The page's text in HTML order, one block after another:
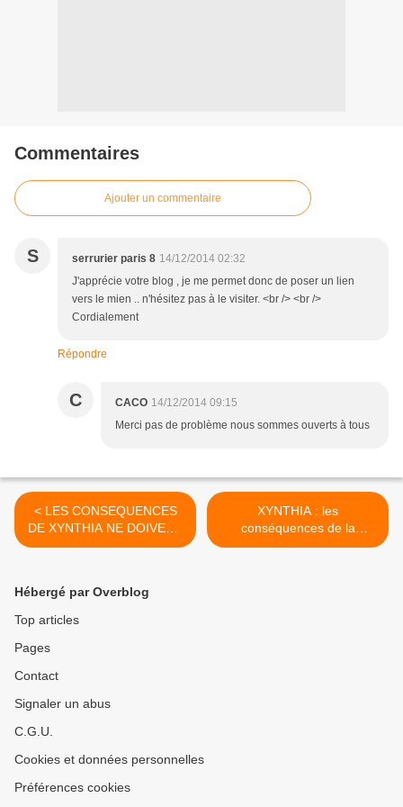
Commentaires
Ajouter un commentaire
S serrurier paris 8 14/12/2014 02:32
J'apprécie votre blog , je me permet donc de poser un lien
vers le mien .. n'hésitez pas à le visiter. <br /> <br />
Cordialement
Répondre
C CACO 14/12/2014 09:15
Merci pas de problème nous sommes ouverts à tous
< LES CONSEQUENCES
DE XYNTHIA NE DOIVENT
RIEN AU HASARD
XYNTHIA : les
conséquences de la
tempête ne doivent rien au
Hébergé par Overblog
Top articles
Pages
Contact
Signaler un abus
C.G.U.
Cookies et données personnelles
Préférences cookies